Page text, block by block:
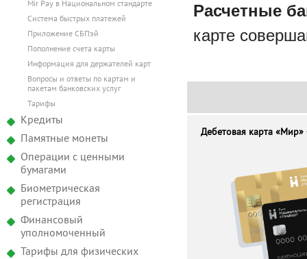
Mir Pay в Национальном стандарте
Система быстрых платежей
Приложение СБПэй
Пополнение счета карты
Информация для держателей карт
Вопросы и ответы по картам и
пакетам банковских услуг
Тарифы
Кредиты
Памятные монеты
Операции с ценными
бумагами
Биометрическая
регистрация
Финансовый
уполномоченный
Тарифы для физических
Расчетные
карте
Дебетовая карта «Мир»